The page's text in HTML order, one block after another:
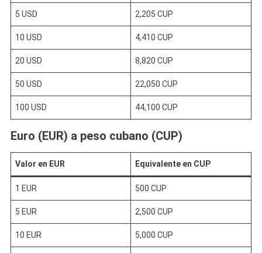
5 USD 2,205 CUP
10 USD 4,410 CUP
20 USD 8,820 CUP
50 USD 22,050 CUP
100 USD 44,100 CUP
Euro (EUR) a peso cubano (CUP)
Valor en EUR Equivalente en CUP
1 EUR 500 CUP
5 EUR 2,500 CUP
10 EUR 5,000 CUP